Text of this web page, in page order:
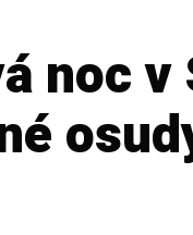
noc